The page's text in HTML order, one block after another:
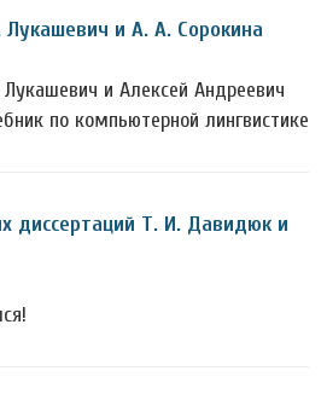
и А. А. Сорокина
и Алексей Андреевич
по компьютерной лингвистике
диссертаций Т. И. Давидюк и